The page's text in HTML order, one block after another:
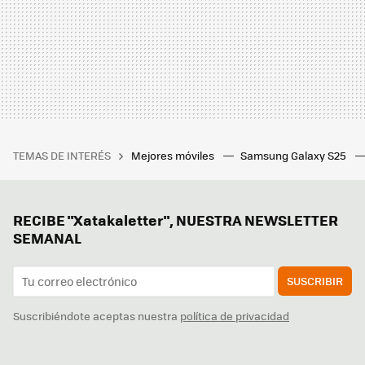
TEMAS DE INTERÉS Mejores móviles Samsung Galaxy S25
RECIBE "Xatakaletter", NUESTRA NEWSLETTER
SEMANAL
SUSCRIBIR
Suscribiéndote aceptas nuestra política de privacidad